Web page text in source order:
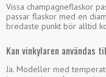
Vissa champagneflaskor
passar flaskor med en
bredaste punkt bör alltid
Kan vinkylaren användas
Ja. Modeller med